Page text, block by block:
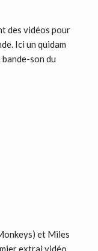
des vidéos pour
Ici un quidam
son du
et Miles
extrai vidéo